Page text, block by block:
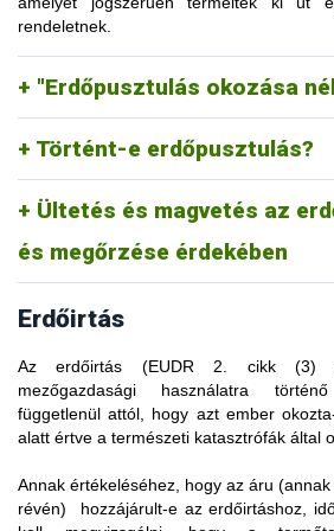
rendeletnek.
"Erdőpusztulás okozása
Az olyan területről származó
tevékenységek erdőpusztulást
rendeletnek.
Történt-e erdőpusztulás?
és az innen származó releváns
megújul, és olyan erdőkategóriába
erdőállapothoz képest nem jelent
adott területről végzett további
származó faanyag is
Ültetés és magvetés az
és megőrzése érdekében
kategóriájába tartozna, a rendelet
"ültetvényerdő" meghatározása alá
védelem vagy az ökoszisztéma
telepítettek, valamint azok az
létrehozott erdők, amelyek
természetesen regenerálódó
Ez a kivételszabály értelemszerűen
vonatkozik.
Erdőirtás
Az erdőirtás (EUDR 2. cikk (3)
mezőgazdasági használatra
függetlenül attól, hogy azt ember
alatt értve a természeti katasztrófák által
Annak értékeléséhez, hogy az áru
révén) hozzájárult-e az erdőirtáshoz,
A rendelet az ENSZ Élelmezési és
„erdő” fogalmának